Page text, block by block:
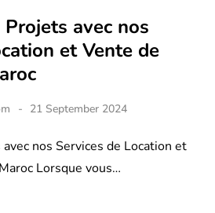
avec nos
et Vente de
21 September 2024
nos Services de Location et
Lorsque vous…